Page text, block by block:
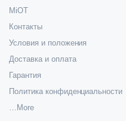
MiOT
Контакты
Условия и положения
Доставка и оплата
Гарантия
Политика конфиденциальности
…More